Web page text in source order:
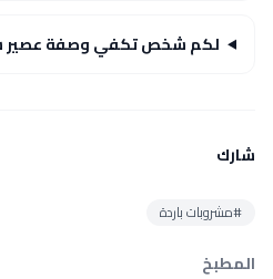
لكم شخص تكفي وصفة عصير
شارك
#مشروبات باردة
المطبخ